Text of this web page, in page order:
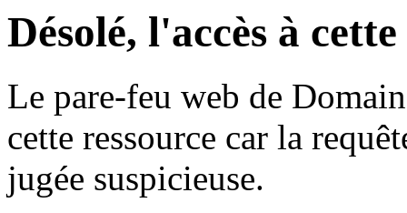
Désolé, l'accès à
Le pare-feu web de
cette ressource car la
jugée suspicieuse.